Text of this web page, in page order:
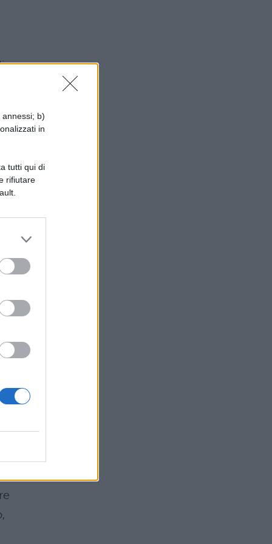
b)
in
tutti qui di
rifiutare